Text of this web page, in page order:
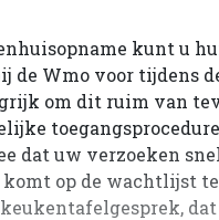
kunt u
de Wmo voor tijdens
om dit ruim van
dat uw verzoeken
komt op de wachtlijst